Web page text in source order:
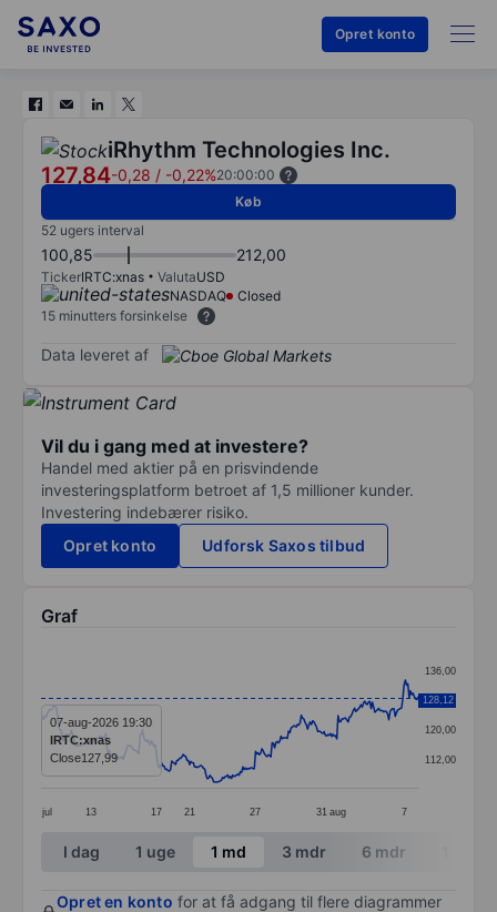
Opret konto
iRhythm Technologies Inc.
127,84-0,28 / -0,22%20:00:00
Køb
52 ugers interval
100,85 212,00
TickerIRTC:xnas ValutaUSD
NASDAQ
Closed
15 minutters forsinkelse
Data leveret af
Vil du i gang med at investere?
Handel med aktier på en prisvindende
investeringsplatform betroet af 1,5 millioner kunder.
Investering indebærer risiko.
Opret konto
Udforsk Saxos tilbud
Graf
Line chart with 299 data points.
The chart has 1 X axis displaying categories.
The chart has 1 Y axis displaying values. Data
jul 13 17 21 27 31 aug 7
112,00
120,00
128,00
136,00
128,12
07-aug-2026 19:30
IRTC:xnas
Close127,99
End of interactive chart.
I dag 1 uge 1 md 3 mdr 6 mdr
Opret en konto for at få adgang til flere diagrammer